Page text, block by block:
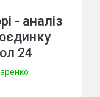
- аналіз
24